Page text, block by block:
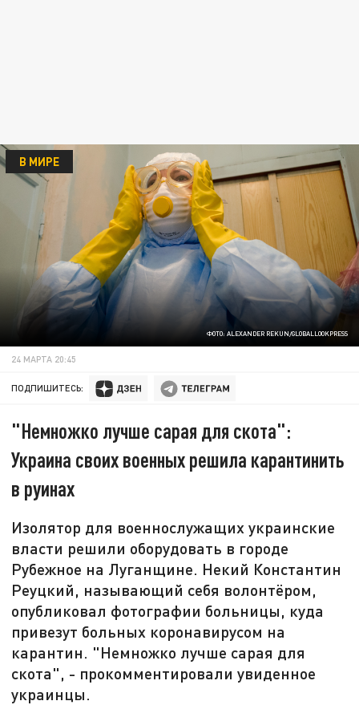
ФОТО: ALEXANDER REKUN/GLOBALLOOKPRESS
В МИРЕ
24 МАРТА 20:45
ПОДПИШИТЕСЬ:
"Немножко лучше сарая для скота":
Украина своих военных решила карантинить
в руинах
Изолятор для военнослужащих украинские
власти решили оборудовать в городе
Рубежное на Луганщине. Некий Константин
Реуцкий, называющий себя волонтёром,
опубликовал фотографии больницы, куда
привезут больных коронавирусом на
карантин. "Немножко лучше сарая для
скота", - прокомментировали увиденное
украинцы.